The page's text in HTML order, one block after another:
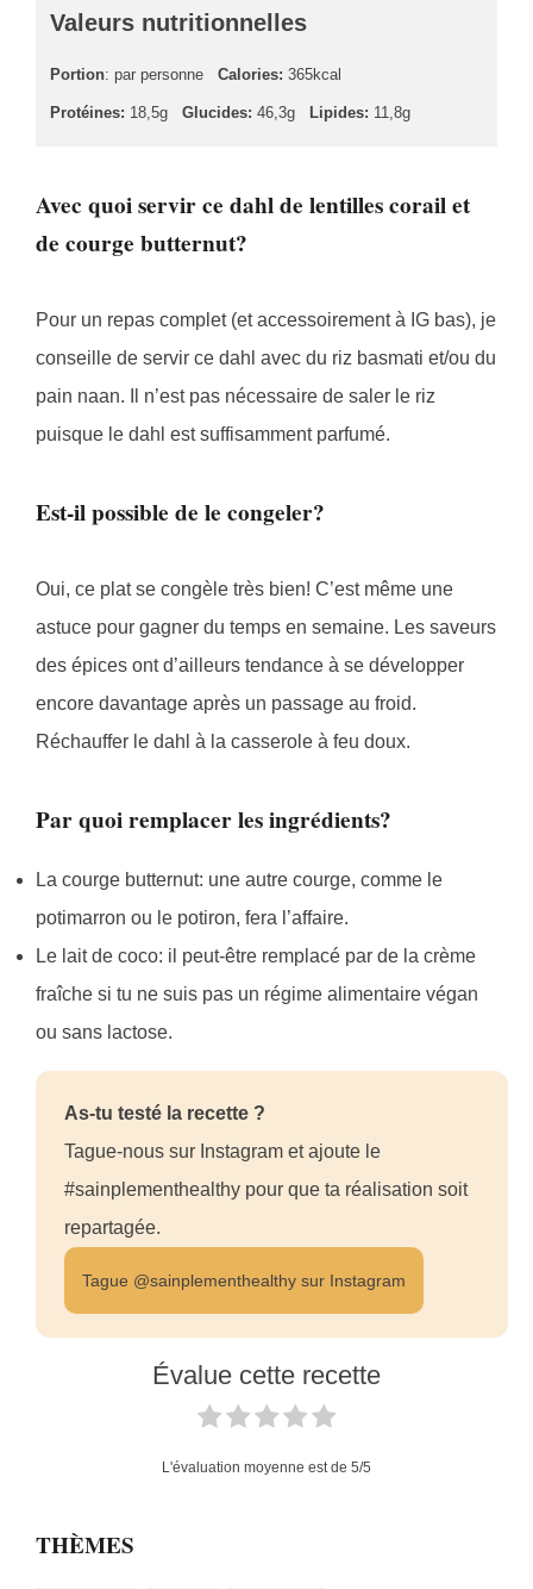
Valeurs nutritionnelles
Portion: par personne Calories: 365kcal
Protéines: 18,5g Glucides: 46,3g Lipides: 11,8g
Avec quoi servir ce dahl de lentilles corail et
de courge butternut?
Pour un repas complet (et accessoirement à IG bas), je
conseille de servir ce dahl avec du riz basmati et/ou du
pain naan. Il n’est pas nécessaire de saler le riz
puisque le dahl est suffisamment parfumé.
Est-il possible de le congeler?
Oui, ce plat se congèle très bien! C’est même une
astuce pour gagner du temps en semaine. Les saveurs
des épices ont d’ailleurs tendance à se développer
encore davantage après un passage au froid.
Réchauffer le dahl à la casserole à feu doux.
Par quoi remplacer les ingrédients?
La courge butternut: une autre courge, comme le
potimarron ou le potiron, fera l’affaire.
Le lait de coco: il peut-être remplacé par de la crème
fraîche si tu ne suis pas un régime alimentaire végan
ou sans lactose.
As-tu testé la recette ?
Tague-nous sur Instagram et ajoute le
#sainplementhealthy pour que ta réalisation soit
repartagée.
Tague @sainplementhealthy sur Instagram
Évalue cette recette
L'évaluation moyenne est de 5/5
THÈMES